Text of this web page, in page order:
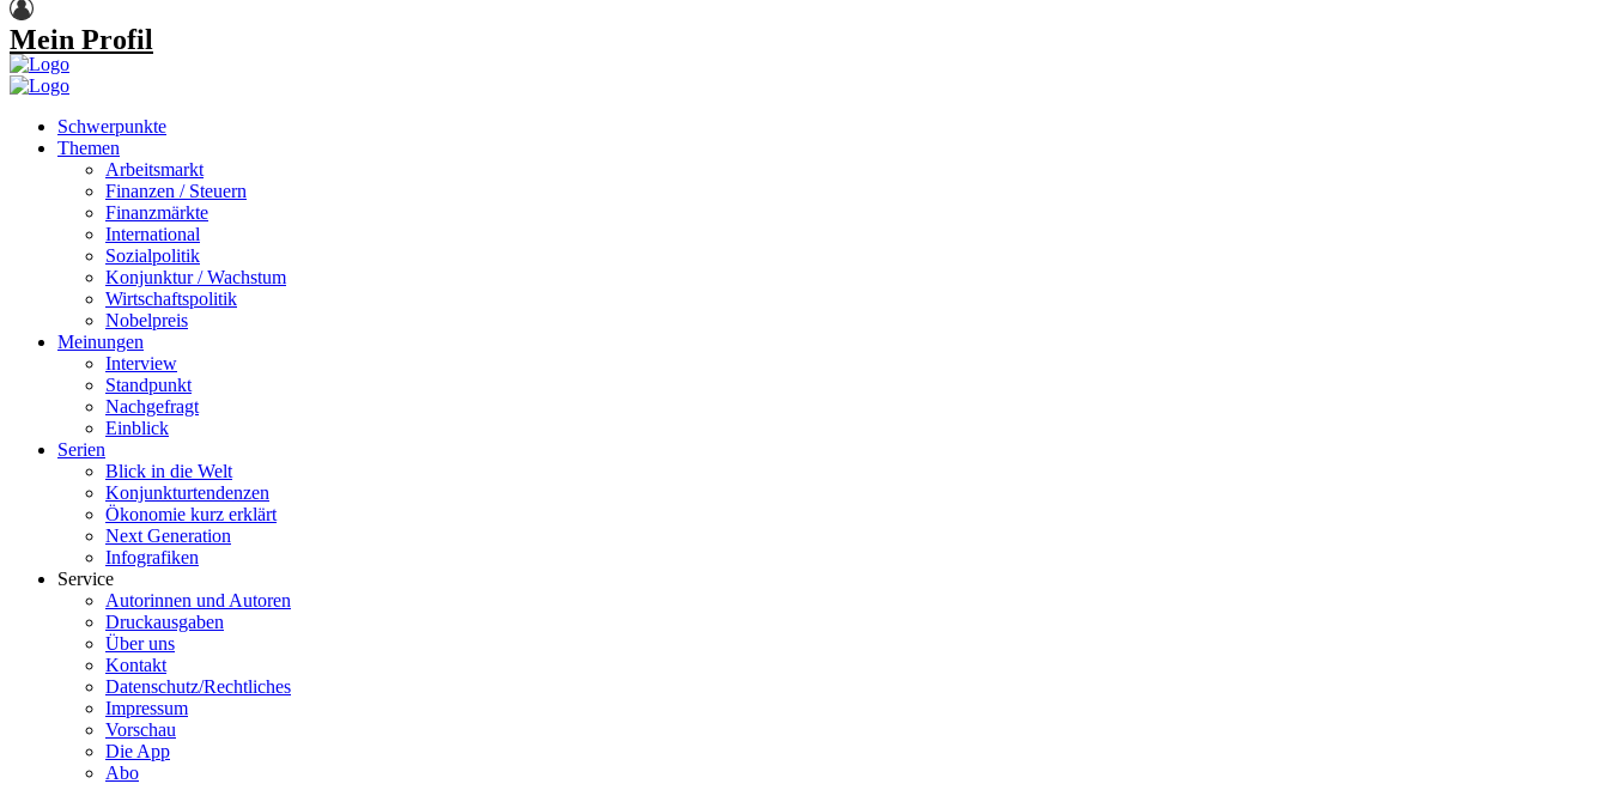
Mein Profil
Schwerpunkte
Themen
Arbeitsmarkt
Finanzen / Steuern
Finanzmärkte
International
Sozialpolitik
Konjunktur / Wachstum
Wirtschaftspolitik
Nobelpreis
Meinungen
Interview
Standpunkt
Nachgefragt
Einblick
Serien
Blick in die Welt
Konjunkturtendenzen
Ökonomie kurz erklärt
Next Generation
Infografiken
Service
Autorinnen und Autoren
Druckausgaben
Über uns
Kontakt
Datenschutz/Rechtliches
Impressum
Vorschau
Die App
Abo